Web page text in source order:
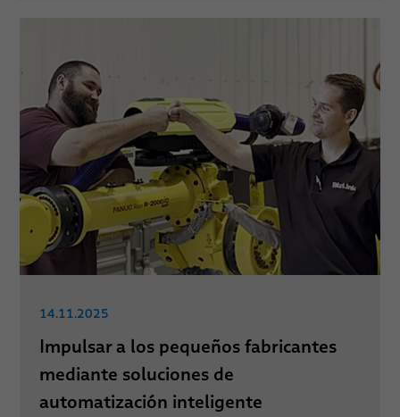
14.11.2025
Impulsar a los pequeños fabricantes
mediante soluciones de
automatización inteligente